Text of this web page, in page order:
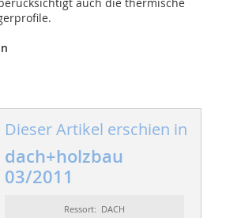
auch die thermische
Dieser Artikel erschien in
dach+holzbau
03/2011
Ressort: DACH